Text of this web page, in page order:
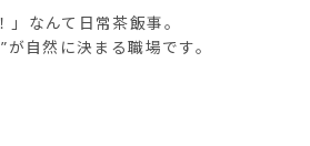
」なんて日常茶飯事。
自然に決まる職場です。